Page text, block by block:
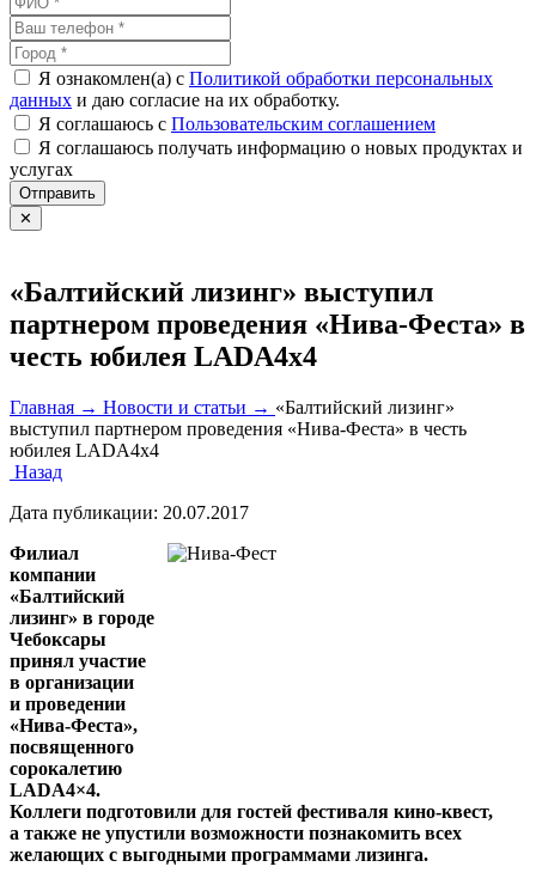
Я ознакомлен(а) с Политикой обработки персональных
данных и даю согласие на их обработку.
Я соглашаюсь c Пользовательским соглашением
Я соглашаюсь получать информацию о новых продуктах и
услугах
Отправить
✕
«Балтийский лизинг» выступил
партнером проведения «Нива-Феста» в
честь юбилея LADA4х4
Главная → Новости и статьи → «Балтийский лизинг»
выступил партнером проведения «Нива-Феста» в честь
юбилея LADA4х4
Назад
Дата публикации: 20.07.2017
Филиал
компании
«Балтийский
лизинг» в городе
Чебоксары
принял участие
в организации
и проведении
«Нива-Феста»,
посвященного
сорокалетию
LADA4×4.
Коллеги подготовили для гостей фестиваля кино-квест,
а также не упустили возможности познакомить всех
желающих с выгодными программами лизинга.